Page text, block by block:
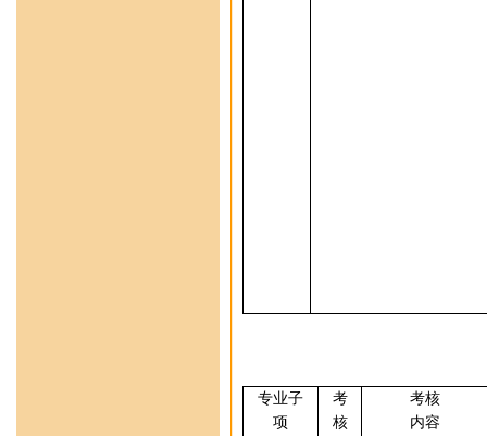
专业子
项
考
核
考核
内容